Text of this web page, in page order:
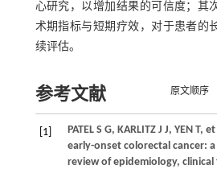
心研究，以增加结果的可信度；其
术期指标与短期疗效，对于患者的
续评估。
参考文献 原文顺序
[1]
PATEL S G, KARLITZ J J, YEN T,
early-onset colorectal cancer:
review of epidemiology,